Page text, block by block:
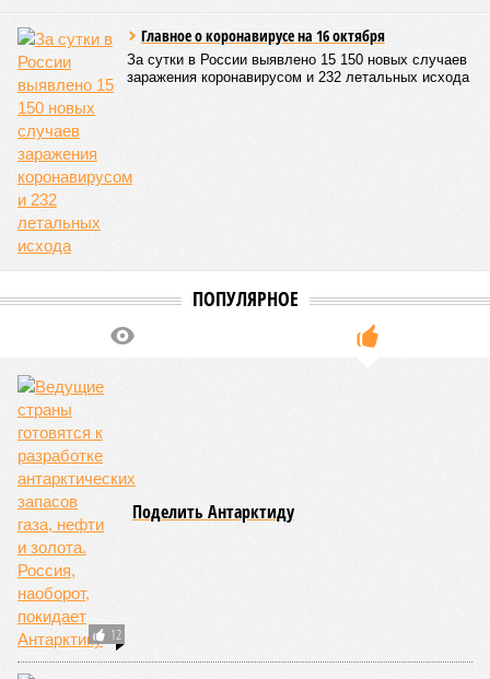
угрожающих человечеству непосредственно сейчас, в XXI
веке.
«Золото» получили землетрясения. К наиболее
сейсмоопасным регионам относится Тихоокеанское
вулканическое огненное кольцо, включающее Индонезию,
Японию и западное побережье Северной и Южной Америки.
Турция, Иран, Индия и Непал также расположены на очень
активных линиях разломов тектонических плит. Не
исключение и центральная часть США – причина в Нью-
средней силы – явление, в общем-то, обычное и вполне
сносное, но периодически, раз в несколько столетий,
трясёт так, что мало не покажется никому. К примеру, в
индонезийского острова Суматра, а следом пошли
огромные, превышающие высоту 15 метров, волны. Итог –
250 тыс. погибших.
На втором месте в рейтинге A-Z Animals как раз цунами. В
этом плане к уязвимым регионам относятся: побережье
Индийского океана, тихо­океанские побережья Японии и
США, а также некоторые районы Карибского бассейна и
Средиземноморья. То есть в зоне риска уже не только
Поднебесная с Индией – не так ли?
«Бронзу» получают извержения супервулканов – «Наша
Версия» ужеписала
окончательно проснётся знаменитый Йеллоустоун. Это